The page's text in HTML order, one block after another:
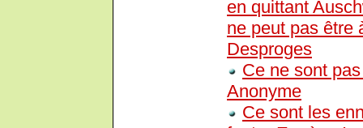
en quittant
ne peut pas être
Desproges
Ce ne sont
Anonyme
Ce sont les